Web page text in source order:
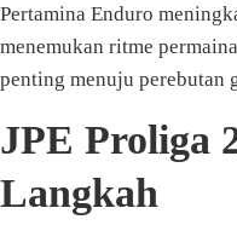
Pertamina Enduro
menemukan ritme
penting menuju perebutan
JPE Proliga
Langkah